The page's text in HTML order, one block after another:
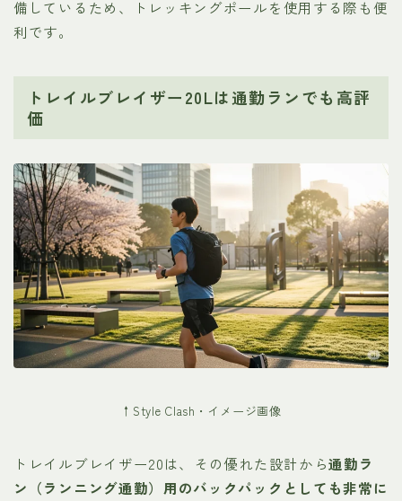
備しているため、トレッキングポールを使用する際も便
利です。
トレイルブレイザー20Lは通勤ランでも高評
価
↑Style Clash・イメージ画像
トレイルブレイザー20は、その優れた設計から通勤ラ
ン（ランニング通勤）用のバックパックとしても非常に